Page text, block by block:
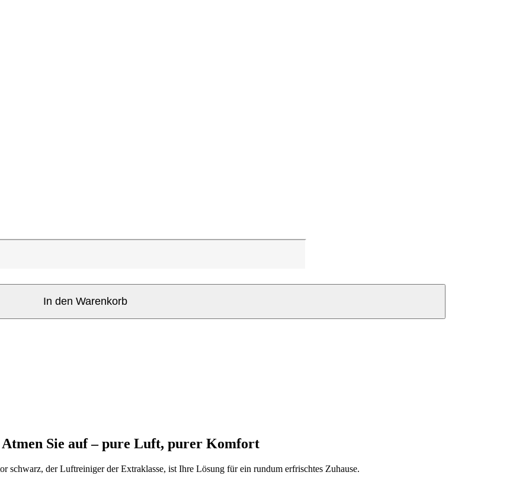
In den Warenkorb
Sie auf – pure Luft, purer Komfort
der Luftreiniger der Extraklasse, ist Ihre Lösung für ein rundum erfrischtes Zuhause.